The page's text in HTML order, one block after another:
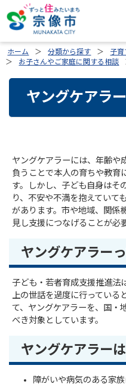
ホーム 分類から探す 子
お子さんやご家庭に関する相談
ヤングケアラ
ヤングケアラーには、年齢や
負うことで本人の育ちや教育
す。しかし、子ども自身はそ
り、不安や不満を抱えていて
があります。市や地域、関係
見し支援につなげることが必
ヤングケアラー
子ども・若者育成支援推進法
上の世話を過度に行っている
て、ヤングケアラーを、国・
べき対象としています。
ヤングケアラー
障がいや病気のある家